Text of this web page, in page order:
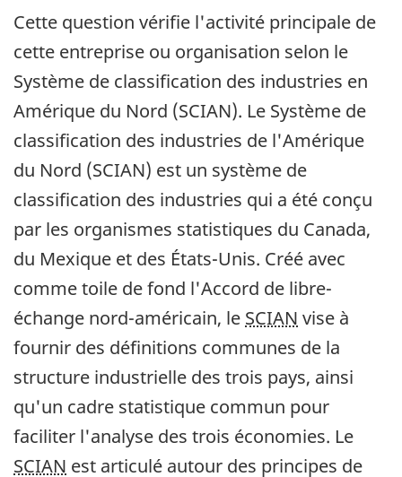
Cette question vérifie l'activité principale de
cette entreprise ou organisation selon le
Système de classification des industries en
Amérique du Nord (SCIAN). Le Système de
classification des industries de l'Amérique
du Nord (SCIAN) est un système de
classification des industries qui a été conçu
par les organismes statistiques du Canada,
du Mexique et des États-Unis. Créé avec
comme toile de fond l'Accord de libre-
échange nord-américain, le SCIAN vise à
fournir des définitions communes de la
structure industrielle des trois pays, ainsi
qu'un cadre statistique commun pour
faciliter l'analyse des trois économies. Le
SCIAN est articulé autour des principes de